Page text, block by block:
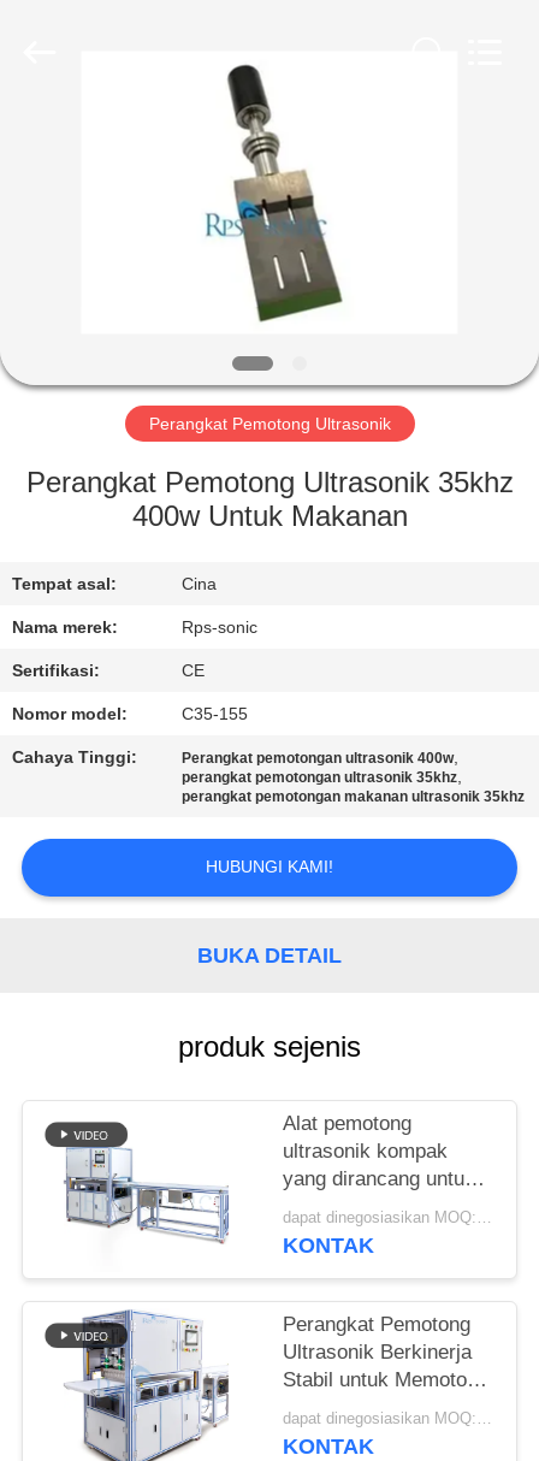
TUR
KONTROL
HUBUNGI
KAMI
SITEMAP
Perangkat Pemotong Ultrasonik
Perangkat Pemotong Ultrasonik 35khz
400w Untuk Makanan
Tempat asal: Cina
Nama merek: Rps-sonic
Sertifikasi: CE
Nomor model: C35-155
Cahaya Tinggi: Perangkat pemotongan ultrasonik 400w,
perangkat pemotongan ultrasonik 35khz,
perangkat pemotongan makanan ultrasonik 35khz
HUBUNGI KAMI!
BUKA DETAIL
produk sejenis
Alat pemotong
ultrasonik kompak
yang dirancang untuk
pemotongan tanpa
jahitan kain sintetis
dapat dinegosiasikan MOQ:1pcs
KONTAK
Perangkat Pemotong
Ultrasonik Berkinerja
Stabil untuk Memotong
Kue Dengan Pisau
Lebar dan
dapat dinegosiasikan MOQ:1 Set
KONTAK